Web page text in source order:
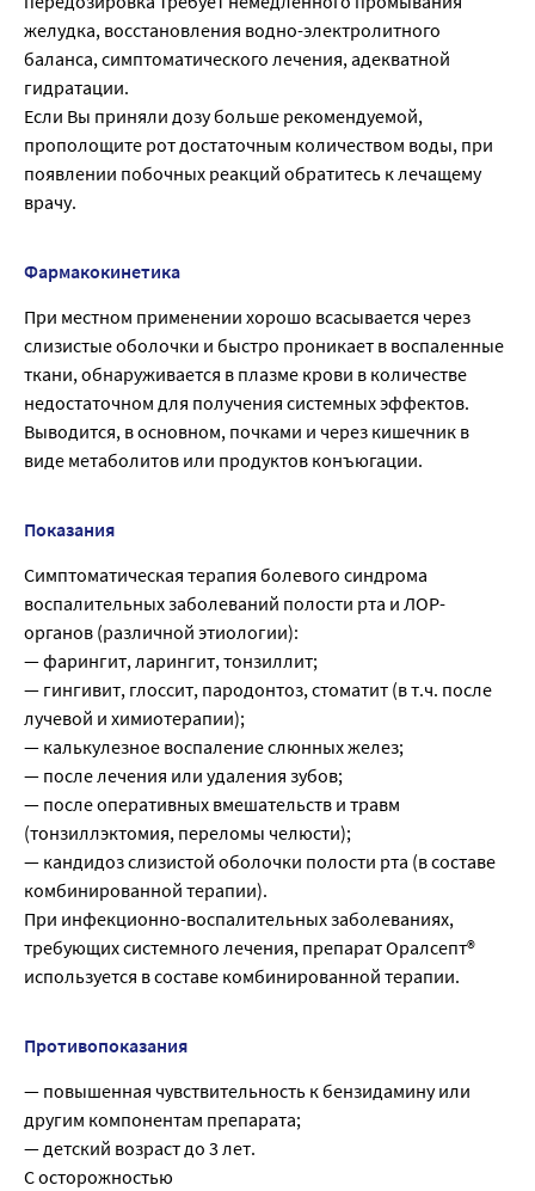
желудка, восстановления водно-электролитного
баланса, симптоматического лечения, адекватной
гидратации.
Если Вы приняли дозу больше рекомендуемой,
прополощите рот достаточным количеством воды, при
появлении побочных реакций обратитесь к лечащему
врачу.
Фармакокинетика
При местном применении хорошо всасывается через
слизистые оболочки и быстро проникает в воспаленные
ткани, обнаруживается в плазме крови в количестве
недостаточном для получения системных эффектов.
Выводится, в основном, почками и через кишечник в
виде метаболитов или продуктов конъюгации.
Показания
Симптоматическая терапия болевого синдрома
воспалительных заболеваний полости рта и ЛОР-
органов (различной этиологии):
— фарингит, ларингит, тонзиллит;
— гингивит, глоссит, пародонтоз, стоматит (в т.ч. после
лучевой и химиотерапии);
— калькулезное воспаление слюнных желез;
— после лечения или удаления зубов;
— после оперативных вмешательств и травм
(тонзиллэктомия, переломы челюсти);
— кандидоз слизистой оболочки полости рта (в составе
комбинированной терапии).
При инфекционно-воспалительных заболеваниях,
требующих системного лечения, препарат Оралсепт®
используется в составе комбинированной терапии.
Противопоказания
— повышенная чувствительность к бензидамину или
другим компонентам препарата;
— детский возраст до 3 лет.
С осторожностью